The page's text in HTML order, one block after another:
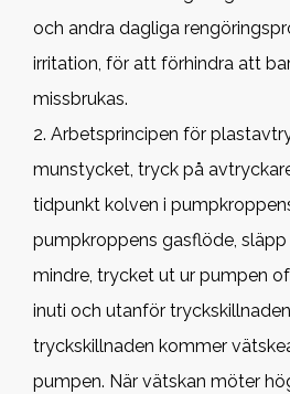
och andra dagliga
irritation, för att förhindra att
missbrukas.
2. Arbetsprincipen för
munstycket, tryck på
tidpunkt kolven i
pumpkroppens gasflöde,
mindre, trycket ut ur pumpen
inuti och utanför
tryckskillnaden kommer
pumpen. När vätskan möter